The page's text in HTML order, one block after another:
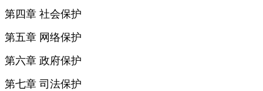
第四章 社会保护
第五章 网络保护
第六章 政府保护
第七章 司法保护